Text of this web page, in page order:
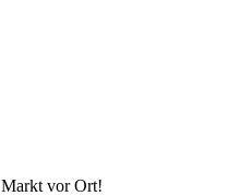
vor Ort!